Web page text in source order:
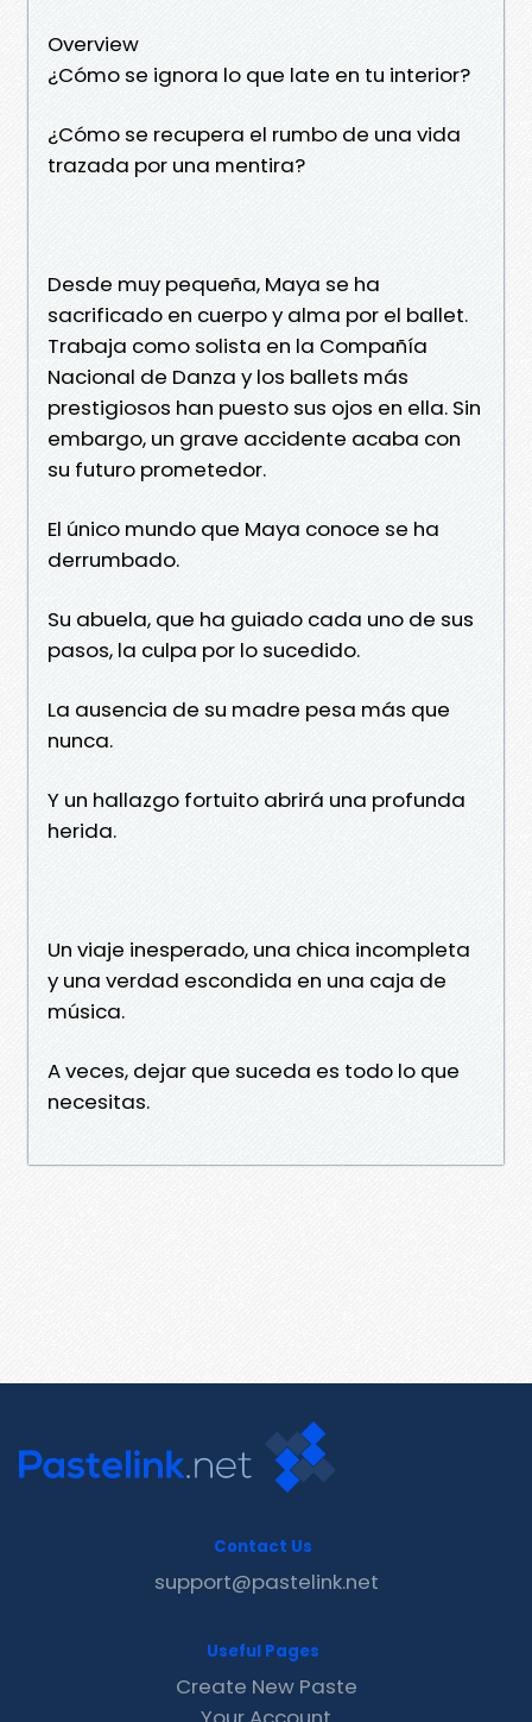
Overview
¿Cómo se ignora lo que late en tu interior?
¿Cómo se recupera el rumbo de una vida
trazada por una mentira?
Desde muy pequeña, Maya se ha
sacrificado en cuerpo y alma por el ballet.
Trabaja como solista en la Compañía
Nacional de Danza y los ballets más
prestigiosos han puesto sus ojos en ella. Sin
embargo, un grave accidente acaba con
su futuro prometedor.
El único mundo que Maya conoce se ha
derrumbado.
Su abuela, que ha guiado cada uno de sus
pasos, la culpa por lo sucedido.
La ausencia de su madre pesa más que
nunca.
Y un hallazgo fortuito abrirá una profunda
herida.
Un viaje inesperado, una chica incompleta
y una verdad escondida en una caja de
música.
A veces, dejar que suceda es todo lo que
necesitas.
Contact Us
support@pastelink.net
Useful Pages
Create New Paste